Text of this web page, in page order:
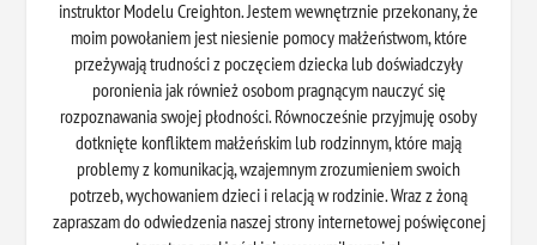
instruktor Modelu Creighton. Jestem wewnętrznie przekonany, że
moim powołaniem jest niesienie pomocy małżeństwom, które
przeżywają trudności z poczęciem dziecka lub doświadczyły
poronienia jak również osobom pragnącym nauczyć się
rozpoznawania swojej płodności. Równocześnie przyjmuję osoby
dotknięte konfliktem małżeńskim lub rodzinnym, które mają
problemy z komunikacją, wzajemnym zrozumieniem swoich
potrzeb, wychowaniem dzieci i relacją w rodzinie. Wraz z żoną
zapraszam do odwiedzenia naszej strony internetowej poświęconej